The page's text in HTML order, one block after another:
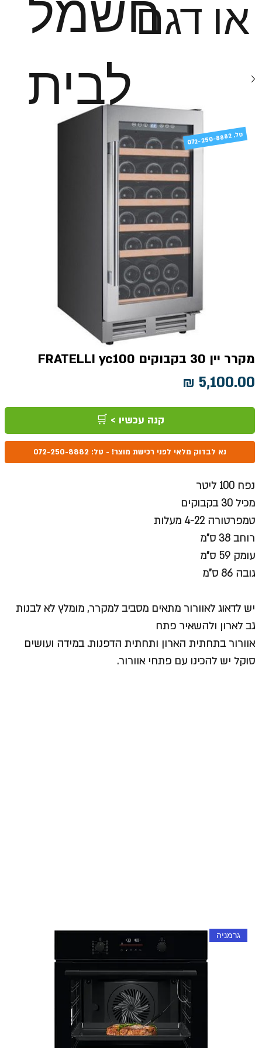
או דגם
לבית
מקרר יין 30 בקבוקים FRATELLI yc100
קנה עכשיו > 🛒
נא לבדוק מלאי לפני רכישת מוצר! - טל: 072-250-8882
נפח 100 ליטר
מכיל 30 בקבוקים
טמפרטורה 4-22 מעלות
רוחב 38 ס”מ
עומק 59 ס”מ
גובה 86 ס”מ
יש לדאוג לאוורור מתאים מסביב למקרר, מומלץ לא לבנות
גב לארון ולהשאיר פתח
אוורור בתחתית הארון ותחתית הדפנות. במידה ועושים
סוקל יש להכינו עם פתחי אוורור.
גרמניה
072-250-8882 .טל